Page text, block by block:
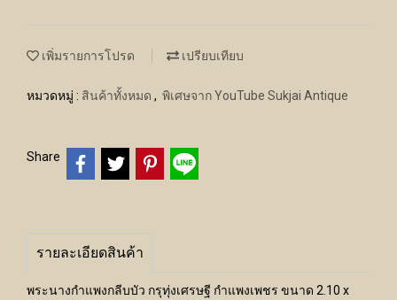
เพิ่มรายการโปรด เปรียบเทียบ
หมวดหมู่ : สินค้าทั้งหมด , พิเศษจาก YouTube Sukjai Antique
Share
รายละเอียดสินค้า
พระนางกำแพงกลีบบัว กรุทุ่งเศรษฐี กำแพงเพชร ขนาด 2.10 x